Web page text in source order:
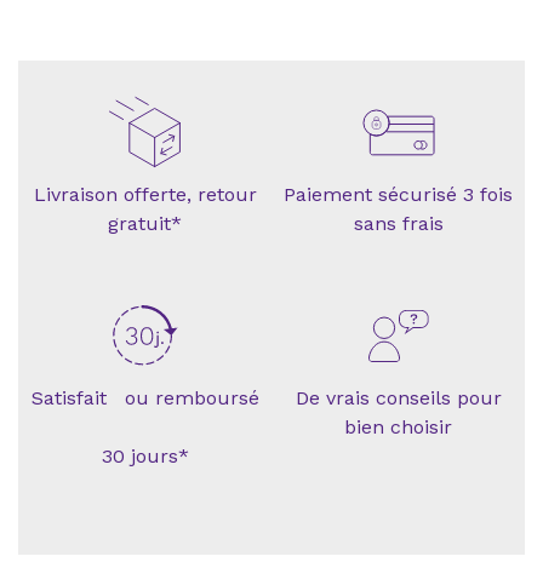
Livraison offerte, retour
gratuit*
Paiement sécurisé 3 fois
sans frais
Satisfait ou remboursé
30 jours*
De vrais conseils pour
bien choisir